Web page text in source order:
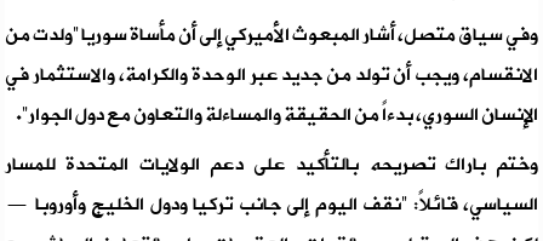
وفي سياق متصل، أشار المبعوث الأميركي إلى أن مأساة سوريا “ولدت من
الانقسام، ويجب أن تولد من جديد عبر الوحدة والكرامة، والاستثمار في
الإنسان السوري، بدءاً من الحقيقة والمساءلة والتعاون مع دول الجوار”.
وختم باراك تصريحه بالتأكيد على دعم الولايات المتحدة للمسار
السياسي، قائلاً: “نقف اليوم إلى جانب تركيا ودول الخليج وأوروبا —